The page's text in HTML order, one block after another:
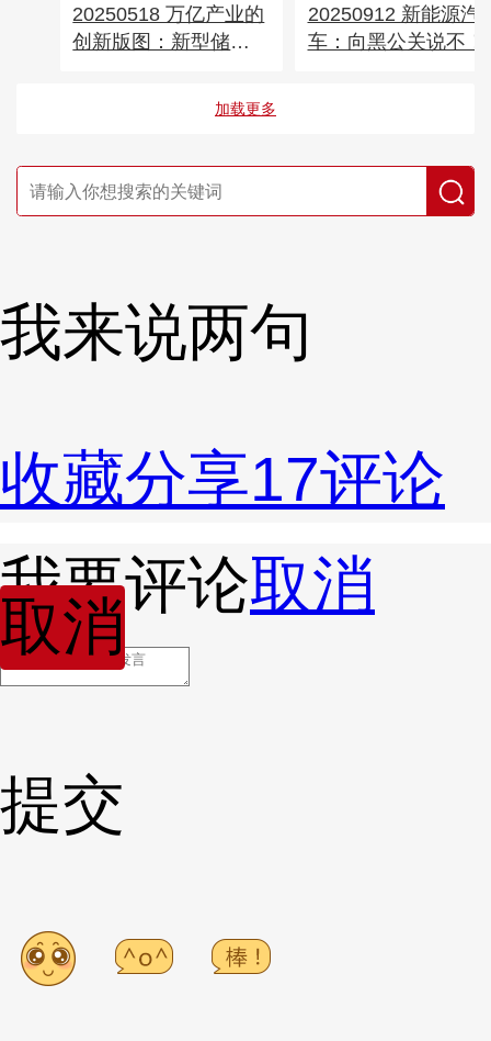
20250518 万亿产业的
创新版图：新型储
20250912 新能源汽
车：向黑公关说不！
加载更多
我来说两句
收藏分享17评论
取消
我要评论取消
提交